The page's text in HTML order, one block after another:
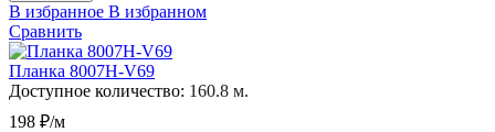
В избранное В избранном
Сравнить
Планка 8007H-V69
Доступное количество: 160.8 м.
198 ₽/м